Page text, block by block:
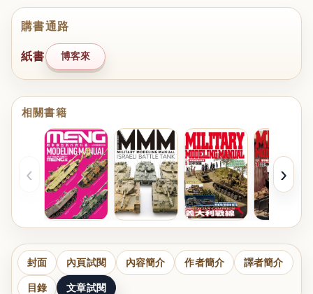
購書通路
紙書 博客來
相關書籍
‹ ›
封面 內頁試閱 內容簡介 作者簡介 譯者簡介
目錄 文章試閱